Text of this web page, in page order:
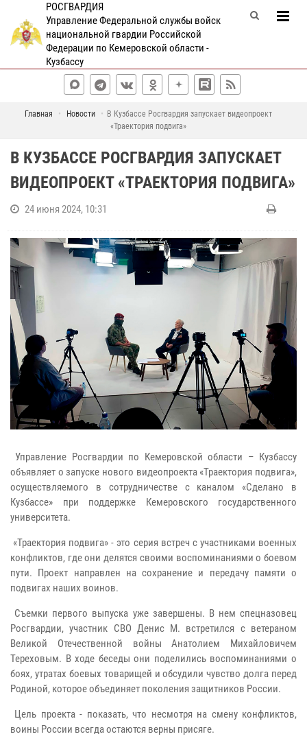
РОСГВАРДИЯ
Управление Федеральной службы войск
национальной гвардии Российской
Федерации по Кемеровской области -
Кузбассу
Главная Новости
В Кузбассе Росгвардия запускает видеопроект
«Траектория подвига»
В КУЗБАССЕ РОСГВАРДИЯ ЗАПУСКАЕТ
ВИДЕОПРОЕКТ «ТРАЕКТОРИЯ ПОДВИГА»
24 июня 2024, 10:31
Управление Росгвардии по Кемеровской области – Кузбассу
объявляет о запуске нового видеопроекта «Траектория подвига»,
осуществляемого в сотрудничестве с каналом «Сделано в
Кузбассе» при поддержке Кемеровского государственного
университета.
«Траектория подвига» - это серия встреч с участниками военных
конфликтов, где они делятся своими воспоминаниями о боевом
пути. Проект направлен на сохранение и передачу памяти о
подвигах наших воинов.
Съемки первого выпуска уже завершены. В нем спецназовец
Росгвардии, участник СВО Денис М. встретился с ветераном
Великой Отечественной войны Анатолием Михайловичем
Тереховым. В ходе беседы они поделились воспоминаниями о
боях, утратах боевых товарищей и обсудили чувство долга перед
Родиной, которое объединяет поколения защитников России.
Цель проекта - показать, что несмотря на смену конфликтов,
воины России всегда остаются верны присяге.